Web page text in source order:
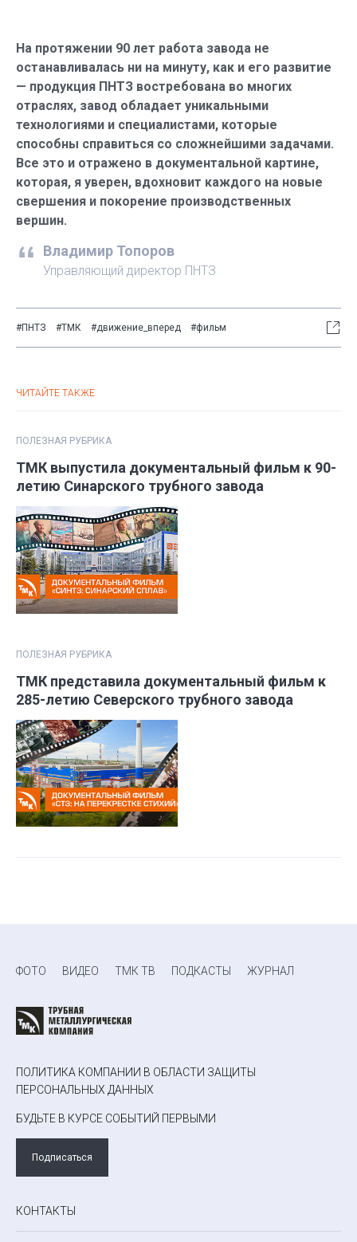
На протяжении 90 лет работа завода не
останавливалась ни на минуту, как и его развитие
— продукция ПНТЗ востребована во многих
отраслях, завод обладает уникальными
технологиями и специалистами, которые
способны справиться со сложнейшими задачами.
Все это и отражено в документальной картине,
которая, я уверен, вдохновит каждого на новые
свершения и покорение производственных
вершин.
Владимир Топоров
Управляющий директор ПНТЗ
#ПНТЗ #ТМК #движение_вперед #фильм
ЧИТАЙТЕ ТАКЖЕ
ПОЛЕЗНАЯ РУБРИКА
ТМК выпустила документальный фильм к 90-
летию Синарского трубного завода
ПОЛЕЗНАЯ РУБРИКА
ТМК представила документальный фильм к
285-летию Северского трубного завода
ФОТО ВИДЕО ТМК ТВ ПОДКАСТЫ ЖУРНАЛ
ПОЛИТИКА КОМПАНИИ В ОБЛАСТИ ЗАЩИТЫ
ПЕРСОНАЛЬНЫХ ДАННЫХ
БУДЬТЕ В КУРСЕ СОБЫТИЙ ПЕРВЫМИ
Подписаться
КОНТАКТЫ